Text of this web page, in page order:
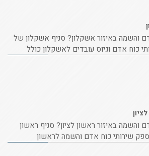
והשמה באיזור אשקלון? סניף אשקלון של
כוח אדם וגיוס עובדים לאשקלון כולל
באיזור ראשון לציון? סניף ראשון
שירותי כוח אדם והשמה לראשון